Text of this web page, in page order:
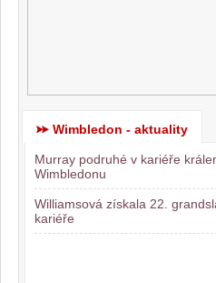
Wimbledon - aktuality
Murray podruhé v kariéře
Wimbledonu
Williamsová získala 22.
kariéře